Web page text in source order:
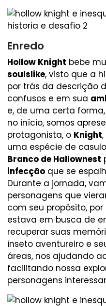
Enredo
Hollow Knight bebe
soulslike, visto que a
por trás da descrição
confusos e em sua
e, de uma certa forma,
no início, somos
protagonista, o Knight
uma espécie de
Branco de Hallownest
infecção que se
Durante a jornada,
personagens que
com seu propósito, por
estava em busca de
recuperar suas
inseto aventureiro e
áreas, nos ajudando
facilitando nossa
personagens